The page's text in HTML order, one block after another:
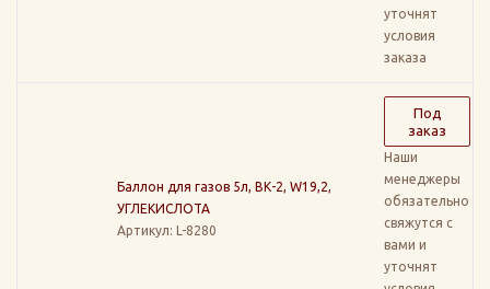
уточнят
условия
заказа
Баллон для газов 5л, ВК-2, W19,2,
УГЛЕКИСЛОТА
Артикул: L-8280
Под
заказ
Наши
менеджеры
обязательно
свяжутся с
вами и
уточнят